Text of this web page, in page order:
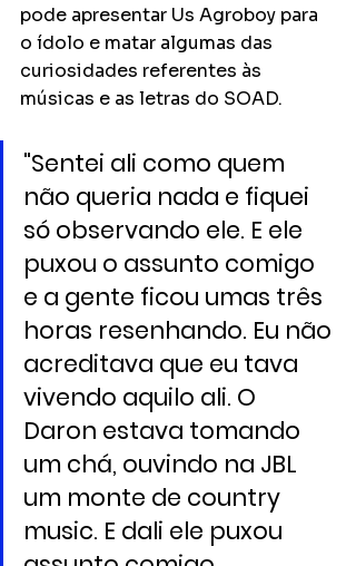
pode apresentar Us Agroboy para
o ídolo e matar algumas das
curiosidades referentes às
músicas e as letras do SOAD.
"Sentei ali como quem
não queria nada e fiquei
só observando ele. E ele
puxou o assunto comigo
e a gente ficou umas três
horas resenhando. Eu não
acreditava que eu tava
vivendo aquilo ali. O
Daron estava tomando
um chá, ouvindo na JBL
um monte de country
music. E dali ele puxou